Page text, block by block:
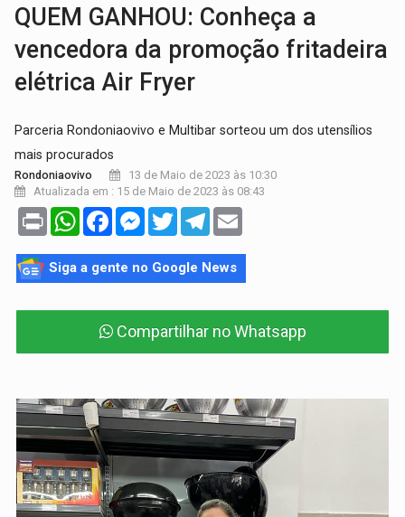
QUEM GANHOU: Conheça a
vencedora da promoção fritadeira
elétrica Air Fryer
Parceria Rondoniaovivo e Multibar sorteou um dos utensílios
mais procurados
Rondoniaovivo
13 de Maio de 2023 às 10:30
Atualizada em : 15 de Maio de 2023 às 08:43
Print WhatsAppFacebookMessenger
TwitterTelegram
Siga a gente no Google News
Compartilhar no Whatsapp